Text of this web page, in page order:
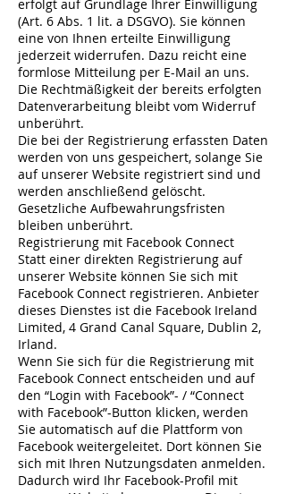
erfolgt auf Grundlage Ihrer Einwilligung
(Art. 6 Abs. 1 lit. a DSGVO). Sie können
eine von Ihnen erteilte Einwilligung
jederzeit widerrufen. Dazu reicht eine
formlose Mitteilung per E-Mail an uns.
Die Rechtmäßigkeit der bereits erfolgten
Datenverarbeitung bleibt vom Widerruf
unberührt.
Die bei der Registrierung erfassten Daten
werden von uns gespeichert, solange Sie
auf unserer Website registriert sind und
werden anschließend gelöscht.
Gesetzliche Aufbewahrungsfristen
bleiben unberührt.
Registrierung mit Facebook Connect
Statt einer direkten Registrierung auf
unserer Website können Sie sich mit
Facebook Connect registrieren. Anbieter
dieses Dienstes ist die Facebook Ireland
Limited, 4 Grand Canal Square, Dublin 2,
Irland.
Wenn Sie sich für die Registrierung mit
Facebook Connect entscheiden und auf
den “Login with Facebook”- / “Connect
with Facebook”-Button klicken, werden
Sie automatisch auf die Plattform von
Facebook weitergeleitet. Dort können Sie
sich mit Ihren Nutzungsdaten anmelden.
Dadurch wird Ihr Facebook-Profil mit